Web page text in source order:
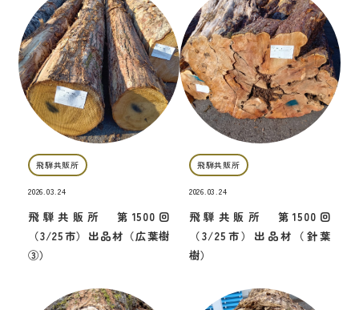
飛騨共販所
2026.03.24
飛騨共販所 第1500回
（3/25市）出品材（広葉樹
③）
飛騨共販所
2026.03.24
飛騨共販所 第1500回
（3/25市）出品材（針葉
樹）